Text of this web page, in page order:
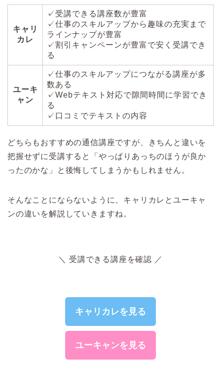
キャリ
カレ
✓受講できる講座数が豊富
✓仕事のスキルアップから趣味の充実まで
ラインナップが豊富
✓割引キャンペーンが豊富で安く受講でき
る
ユーキ
ャン
✓仕事のスキルアップにつながる講座が多
数ある
✓Webテキスト対応で隙間時間に学習でき
る
✓口コミでテキストの内容
どちらもおすすめの通信講座ですが、きちんと違いを
把握せずに受講すると「やっぱりあっちのほうが良か
ったのかな」と後悔してしまうかもしれません。
そんなことにならないように、キャリカレとユーキャ
ンの違いを解説していきますね。
＼ 受講できる講座を確認 ／
キャリカレを見る
ユーキャンを見る